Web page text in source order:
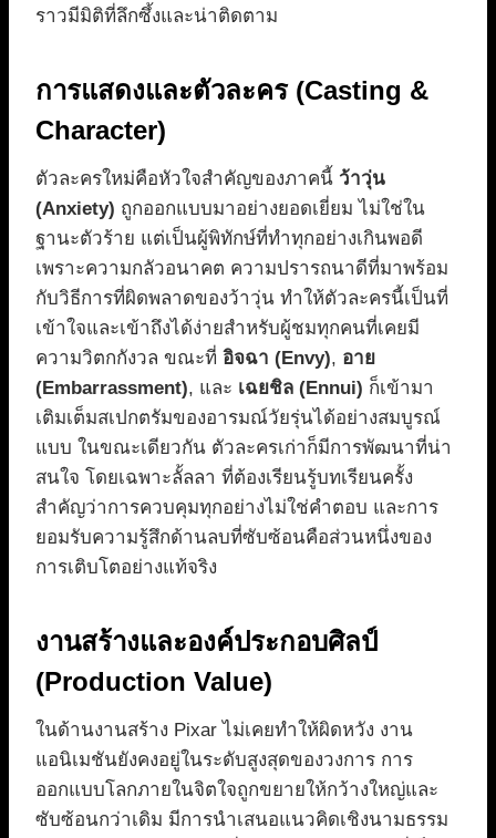
ราวมีมิติที่ลึกซึ้งและน่าติดตาม
การแสดงและตัวละคร (Casting &
Character)
ตัวละครใหม่คือหัวใจสำคัญของภาคนี้ ว้าวุ่น
(Anxiety) ถูกออกแบบมาอย่างยอดเยี่ยม ไม่ใช่ใน
ฐานะตัวร้าย แต่เป็นผู้พิทักษ์ที่ทำทุกอย่างเกินพอดี
เพราะความกลัวอนาคต ความปรารถนาดีที่มาพร้อม
กับวิธีการที่ผิดพลาดของว้าวุ่น ทำให้ตัวละครนี้เป็นที่
เข้าใจและเข้าถึงได้ง่ายสำหรับผู้ชมทุกคนที่เคยมี
ความวิตกกังวล ขณะที่ อิจฉา (Envy), อาย
(Embarrassment), และ เฉยชิล (Ennui) ก็เข้ามา
เติมเต็มสเปกตรัมของอารมณ์วัยรุ่นได้อย่างสมบูรณ์
แบบ ในขณะเดียวกัน ตัวละครเก่าก็มีการพัฒนาที่น่า
สนใจ โดยเฉพาะลั้ลลา ที่ต้องเรียนรู้บทเรียนครั้ง
สำคัญว่าการควบคุมทุกอย่างไม่ใช่คำตอบ และการ
ยอมรับความรู้สึกด้านลบที่ซับซ้อนคือส่วนหนึ่งของ
การเติบโตอย่างแท้จริง
งานสร้างและองค์ประกอบศิลป์
(Production Value)
ในด้านงานสร้าง Pixar ไม่เคยทำให้ผิดหวัง งาน
แอนิเมชันยังคงอยู่ในระดับสูงสุดของวงการ การ
ออกแบบโลกภายในจิตใจถูกขยายให้กว้างใหญ่และ
ซับซ้อนกว่าเดิม มีการนำเสนอแนวคิดเชิงนามธรรม